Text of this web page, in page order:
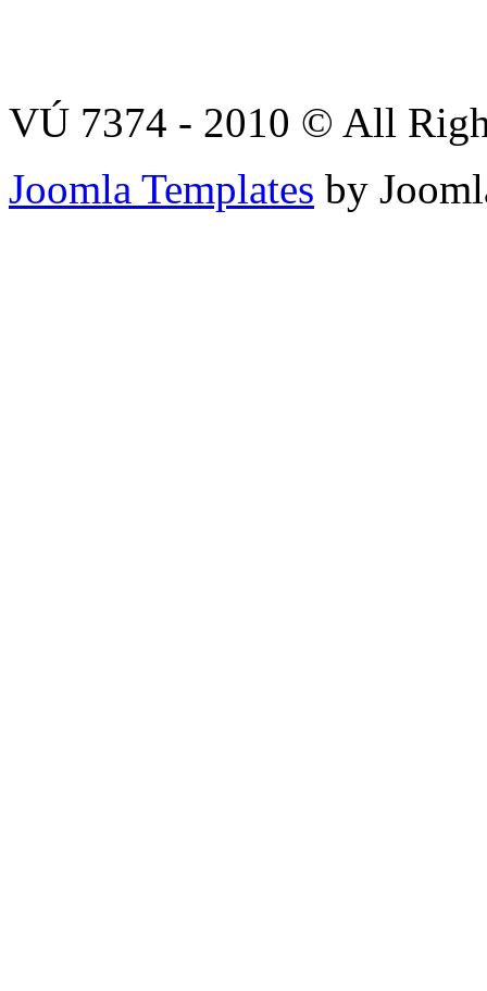
VÚ 7374 - 2010 © All
Joomla Templates by